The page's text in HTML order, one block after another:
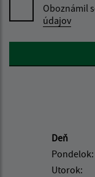
Oboznámil
údajov
Google reCaptcha
Deň
Pondelok:
Utorok: